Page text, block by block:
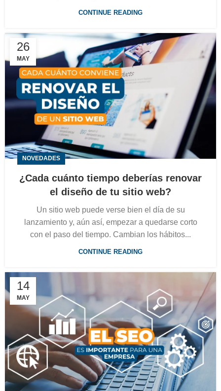
CONTINUE READING
26
MAY
NOVEDADES
¿Cada cuánto tiempo deberías renovar
el diseño de tu sitio web?
Un sitio web puede verse bien el día de su
lanzamiento y, aún así, empezar a quedarse corto
con el paso del tiempo. Cambian los hábitos...
CONTINUE READING
14
MAY